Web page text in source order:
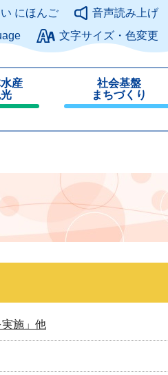
このページの本文へ
にほんご
音声読み上げ
文字サイズ・色変更
産
社会基盤
まちづくり
じ
施」他